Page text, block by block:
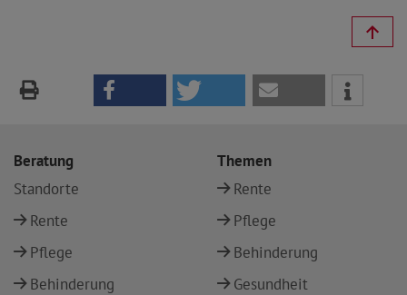
Beratung
Standorte
Rente
Pflege
Behinderung
Themen
Rente
Pflege
Behinderung
Gesundheit